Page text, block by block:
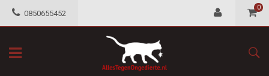
0850655452
0